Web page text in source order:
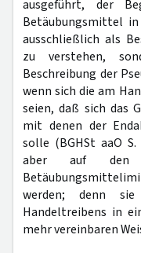
ausgeführt, der
Betäubungsmittel
ausschließlich als
zu verstehen,
Beschreibung der
wenn sich die am
seien, daß sich das
mit denen der
solle (BGHSt aaO
aber auf den
werden; denn
Handeltreibens in
mehr vereinbaren